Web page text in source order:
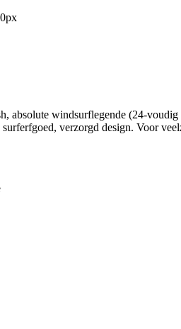
absolute windsurflegende (24-
verzorgd design. Voor